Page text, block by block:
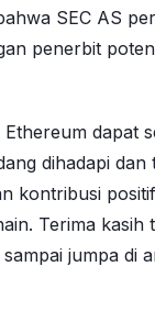
SEC AS
penerbit
Ethereum dapat
dihadapi
kontribusi
Terima kasih
jumpa di